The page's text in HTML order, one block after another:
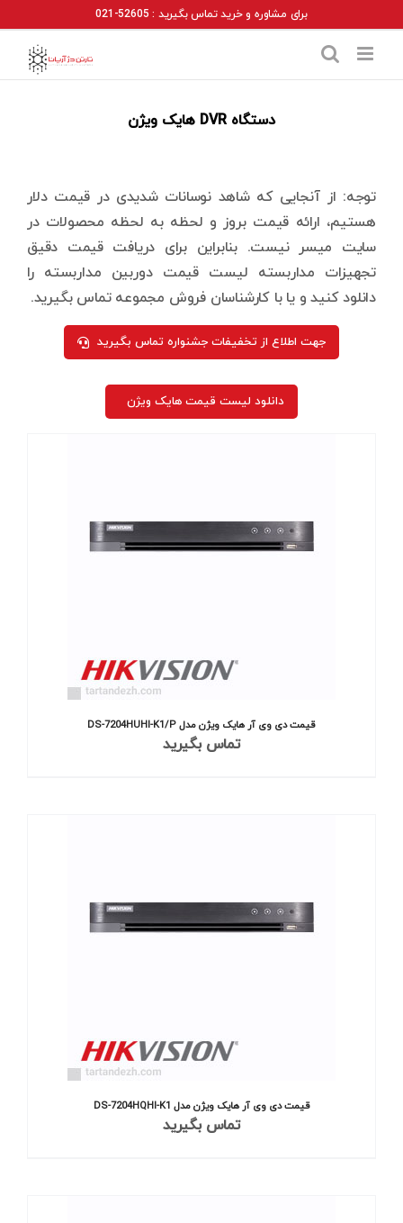
to
content
برای مشاوره و خرید تماس بگیرید : 52605-021
دستگاه DVR هایک ویژن
توجه: از آنجایی که شاهد نوسانات شدیدی در قیمت دلار
هستیم، ارائه قیمت بروز و لحظه به لحظه محصولات در
سایت میسر نیست. بنابراین برای دریافت قیمت دقیق
تجهیزات مداربسته لیست قیمت دوربین مداربسته را
دانلود کنید و یا با کارشناسان فروش مجموعه تماس بگیرید.
جهت اطلاع از تخفیفات جشنواره تماس بگیرید
دانلود لیست قیمت هایک ویژن
قیمت دی وی آر هایک ویژن مدل DS-7204HUHI-K1/P
تماس بگیرید
قیمت دی وی آر هایک ویژن مدل DS-7204HQHI-K1
تماس بگیرید